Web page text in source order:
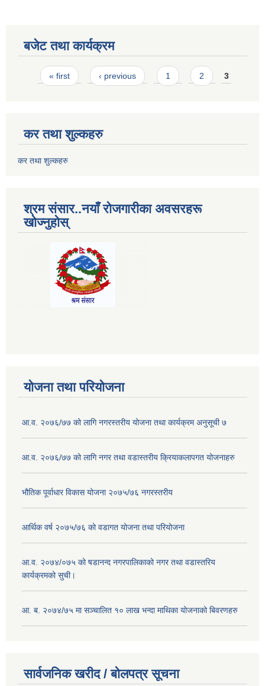
बजेट तथा कार्यक्रम
Pages
« first ‹ previous 1 2 3
कर तथा शुल्कहरु
कर तथा शुल्कहरु
श्रम संसार..नयाँ रोजगारीका अवसरहरू
खोज्नुहोस्
योजना तथा परियोजना
आ.व. २०७६/७७ को लागि नगरस्तरीय योजना तथा कार्यक्रम अनुसूची ७
आ.व. २०७६/७७ को लागि नगर तथा वडास्तरीय क्रियाकलापगत योजनाहरु
भौतिक पूर्वाधार विकास योजना २०७५/७६ नगरस्तरीय
आर्थिक वर्ष २०७५/७६ को वडागत योजना तथा परियोजना
आ.व. २०७४/०७५ को षडानन्द नगरपालिकाको नगर तथा वडास्तरिय
कार्यक्रमको सुची।
आ. ब. २०७४/७५ मा सञ्चालित १० लाख भन्दा माथिका योजनाको बिवरणहरु
सार्वजनिक खरीद / बोलपत्र सूचना